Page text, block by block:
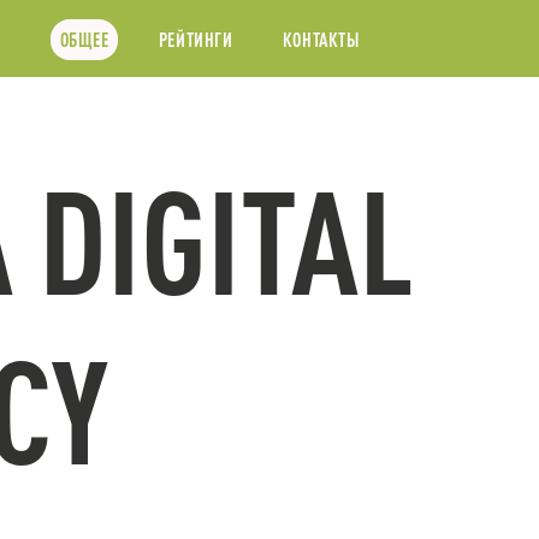
ОБЩЕЕ РЕЙТИНГИ КОНТАКТЫ